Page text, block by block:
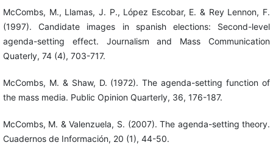
McCombs, M., Llamas, J. P., López Escobar, E. & Rey Lennon, F.
(1997). Candidate images in spanish elections: Second-level
agenda-setting effect. Journalism and Mass Communication
Quaterly, 74 (4), 703-717.
McCombs, M. & Shaw, D. (1972). The agenda-setting function of
the mass media. Public Opinion Quarterly, 36, 176-187.
McCombs, M. & Valenzuela, S. (2007). The agenda-setting theory.
Cuadernos de Información, 20 (1), 44-50.